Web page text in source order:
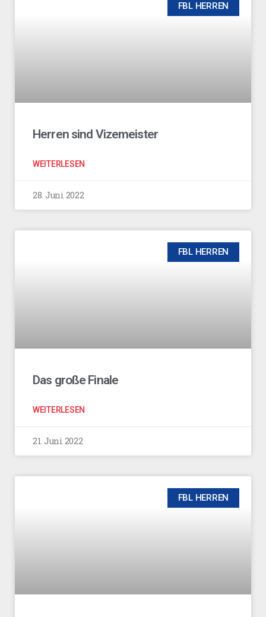
FBL HERREN
Herren sind Vizemeister
WEITERLESEN
28. Juni 2022
FBL HERREN
Das große Finale
WEITERLESEN
21. Juni 2022
FBL HERREN